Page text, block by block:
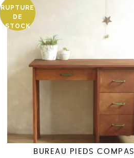
RUPTURE
DE
STOCK
BUREAU PIEDS COMPAS